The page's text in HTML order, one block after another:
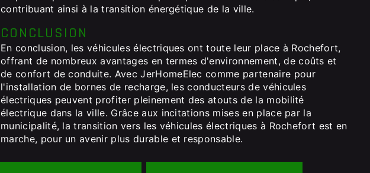
contribuant ainsi à la transition énergétique de la ville.
CONCLUSION
En conclusion, les véhicules électriques ont toute leur place à Rochefort,
offrant de nombreux avantages en termes d'environnement, de coûts et
de confort de conduite. Avec JerHomeElec comme partenaire pour
l'installation de bornes de recharge, les conducteurs de véhicules
électriques peuvent profiter pleinement des atouts de la mobilité
électrique dans la ville. Grâce aux incitations mises en place par la
municipalité, la transition vers les véhicules électriques à Rochefort est en
marche, pour un avenir plus durable et responsable.